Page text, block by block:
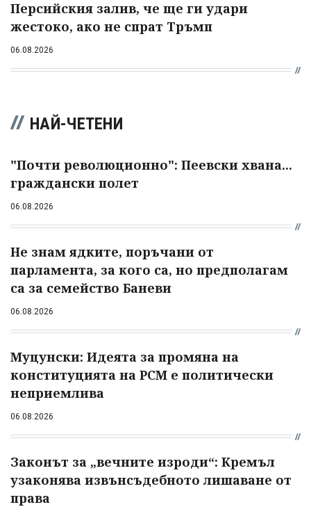
Персийския залив, че ще ги удари
жестоко, ако не спрат Тръмп
06.08.2026
НАЙ-ЧЕТЕНИ
"Почти революционно": Пеевски хвана...
граждански полет
06.08.2026
Не знам ядките, поръчани от
парламента, за кого са, но предполагам
са за семейство Баневи
06.08.2026
Муцунски: Идеята за промяна на
конституцията на РСМ е политически
неприемлива
06.08.2026
Законът за „вечните изроди“: Кремъл
узаконява извънсъдебното лишаване от
права